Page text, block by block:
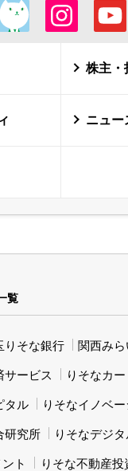
株主・
ニュー
覧
りそな銀行 関西み
サービス りそなカー
タル りそなイノベ
研究所 りそなデジ
ト りそな不動産投